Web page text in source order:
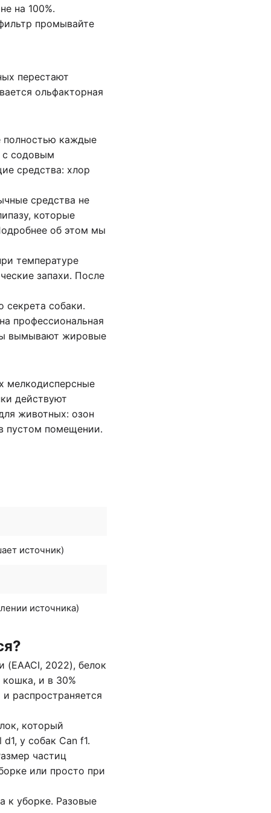
на 100%.
промывайте
перестают
ольфакторная
полностью каждые
с содовым
средства: хлор
средства не
которые
об этом мы
температуре
запахи. После
собаки.
профессиональная
вымывают жировые
мелкодисперсные
действуют
животных: озон
пустом помещении.
источник)
источника)
(EAACI, 2022), белок
кошка, и в 30%
распространяется
который
у собак Can f1.
частиц
или просто при
к уборке. Разовые